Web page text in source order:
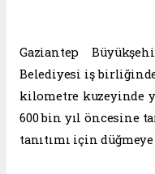
Gaziantep
Belediyesi iş
kilometre kuzeyinde
600 bin yıl öncesine
tanıtımı için düğmeye